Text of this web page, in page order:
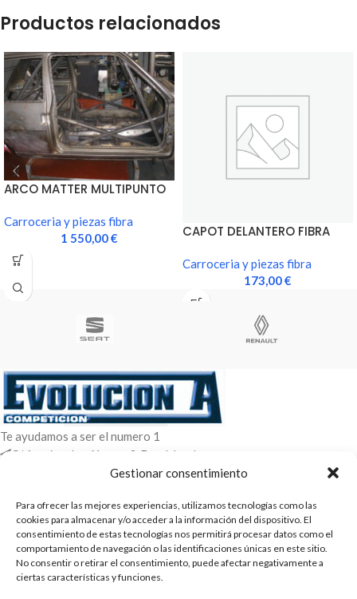
Gestionar consentimiento
Para ofrecer las mejores experiencias, utilizamos tecnologías como las
cookies para almacenar y/o acceder a la información del dispositivo. El
consentimiento de estas tecnologías nos permitirá procesar datos como el
comportamiento de navegación o las identificaciones únicas en este sitio.
No consentir o retirar el consentimiento, puede afectar negativamente a
ciertas características y funciones.
Productos relacionados
ARCO MATTER MULTIPUNTO
Carroceria y piezas fibra
1 550,00€
CAPOT DELANTERO FIBRA
Carroceria y piezas fibra
173,00€
Te ayudamos a ser el numero 1
C/ Arquimedes 61 nave 2. Fuenlabrada
WhatsApp +34 670604426
ENTRADAS RECIENTES
POLÍTICAS